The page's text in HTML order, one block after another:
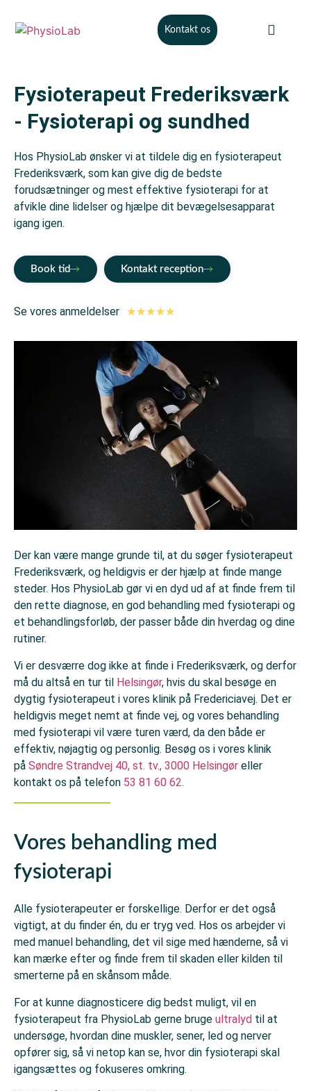
Kontakt os
Fysioterapeut Frederiksværk
- Fysioterapi og sundhed
Hos PhysioLab ønsker vi at tildele dig en fysioterapeut
Frederiksværk, som kan give dig de bedste
forudsætninger og mest effektive fysioterapi for at
afvikle dine lidelser og hjælpe dit bevægelsesapparat
igang igen.
Book tid Kontakt reception
Se vores anmeldelser ★★★★★
Der kan være mange grunde til, at du søger fysioterapeut
Frederiksværk, og heldigvis er der hjælp at finde mange
steder. Hos PhysioLab gør vi en dyd ud af at finde frem til
den rette diagnose, en god behandling med fysioterapi og
et behandlingsforløb, der passer både din hverdag og dine
rutiner.
Vi er desværre dog ikke at finde i Frederiksværk, og derfor
må du altså en tur til Helsingør, hvis du skal besøge en
dygtig fysioterapeut i vores klinik på Fredericiavej. Det er
heldigvis meget nemt at finde vej, og vores behandling
med fysioterapi vil være turen værd, da den både er
effektiv, nøjagtig og personlig. Besøg os i vores klinik
på Søndre Strandvej 40, st. tv., 3000 Helsingør eller
kontakt os på telefon 53 81 60 62.
Vores behandling med
fysioterapi
Alle fysioterapeuter er forskellige. Derfor er det også
vigtigt, at du finder én, du er tryg ved. Hos os arbejder vi
med manuel behandling, det vil sige med hænderne, så vi
kan mærke efter og finde frem til skaden eller kilden til
smerterne på en skånsom måde.
For at kunne diagnosticere dig bedst muligt, vil en
fysioterapeut fra PhysioLab gerne bruge ultralyd til at
undersøge, hvordan dine muskler, sener, led og nerver
opfører sig, så vi netop kan se, hvor din fysioterapi skal
igangsættes og fokuseres omkring.